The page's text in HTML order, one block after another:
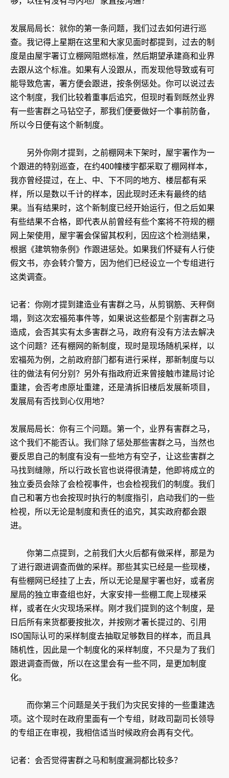
发展局局长：就你的第一条问题，我们过去如何进行巡
查。我记得上星期在这里和大家见面时都提到，过去的制
度是由屋宇署订立棚网阻燃标准，然后期望承建商和业界
去跟从这个标准。如果有人没跟从，而发现他导致或有可
能导致危害，署方便会跟进，按条例惩处。你可以说过去
这个制度，我们比较着重事后追究，但现时看到既然业界
有一些害群之马钻空子，那我们便要做好一个事前防备，
所以今日便有这个新制度。
另外你刚才提到，之前棚网未下架时，屋宇署作为一
个跟进的特别巡查，在约400幢楼宇都采取了棚网样本，
我亦曾经提过，在上、中、下不同的地方、楼层都有采
样，所以是数以千计的样本，因此现时还未有最终的结
果。当有结果时，这个新制度已经开始运行，但之后如果
有些结果不合格，即代表从前曾经有些个案将不符规的棚
网上架使用，屋宇署会保留其权利，因应这个检测结果，
根据《建筑物条例》作跟进惩处。如果我们怀疑有人行使
假文书，亦会转介警方，因为他们已经设立一个专组进行
这类调查。
记者：你刚才提到建造业有害群之马，从剪钢筋、天秤倒
塌，到这次宏福苑事件等，如果说这些都是个别害群之马
造成，会否其实有太多害群之马，政府有没有方法去解决
这个问题？还有棚网的新制度，现时是现场随机采样，以
宏福苑为例，之前政府部门都有进行采样，那新制度与以
往的做法有何分别？另外有指政府近来曾接触市建局讨论
重建，会否考虑原址重建，还是清拆旧楼后发展新项目，
发展局有否找到心仪用地？
发展局局长：你有三个问题。第一个，业界有害群之马，
这个我们不能否认。我们除了惩处那些害群之马，当然也
要反思自己的制度有没有一些地方有空子，让这些害群之
马找到缝隙，所以行政长官也说得很清楚，他即将成立的
独立委员会除了会检视事件，也会检视我们的制度。我们
自己和署方也会按现时执行的制度指引，启动我们的一些
检视，所以无论是制度和责任的追究，其实政府都会跟
进。
你第二点提到，之前我们大火后都有做采样，那是为
了进行跟进调查而做的采样。那些其实已经是一些现楼，
有些棚网已经挂了上去，所以无论是屋宇署也好，或者房
屋局的独立审查组也好，大家安排一些棚工爬上现楼采
样，或者在火灾现场采样。刚才我们提到的这个制度，是
日后所有来货都要按批次，并按刚才署长提过的、引用
ISO国际认可的采样制度去抽取足够数目的样本，而且具
随机性，因此是一个制度化的采样制度，不只是为了我们
跟进调查而做，所以在这里会有一些不同，是更加制度
化。
而你第三个问题是关于我们为灾民安排的一些重建选
项。这个现时在政府里面有一个专组，财政司副司长领导
的专组正在审视，我相信适当时候政府会再有交代。
记者：会否觉得害群之马和制度漏洞都比较多？